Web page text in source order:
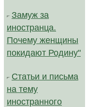
Замуж за
иностранца.
Почему женщины
покидают Родину"
Статьи и письма
на тему
иностранного